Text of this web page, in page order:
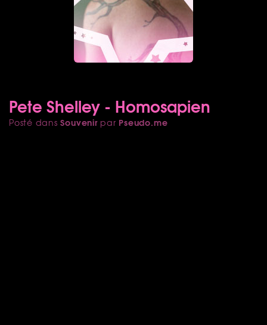
Pete Shelley - Homosapien
Posté dansSouvenirpar Pseudo.me